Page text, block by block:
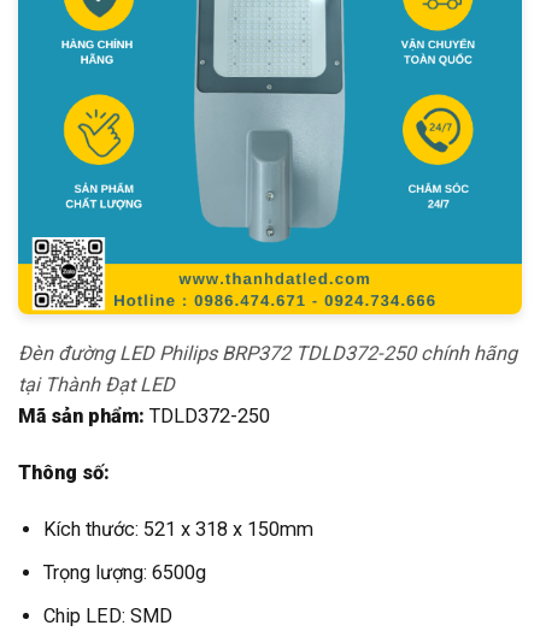
Đèn đường LED Philips BRP372 TDLD372-250 chính hãng
tại Thành Đạt LED
Mã sản phẩm: TDLD372-250
Thông số:
Kích thước: 521 x 318 x 150mm
Trọng lượng: 6500g
Chip LED: SMD